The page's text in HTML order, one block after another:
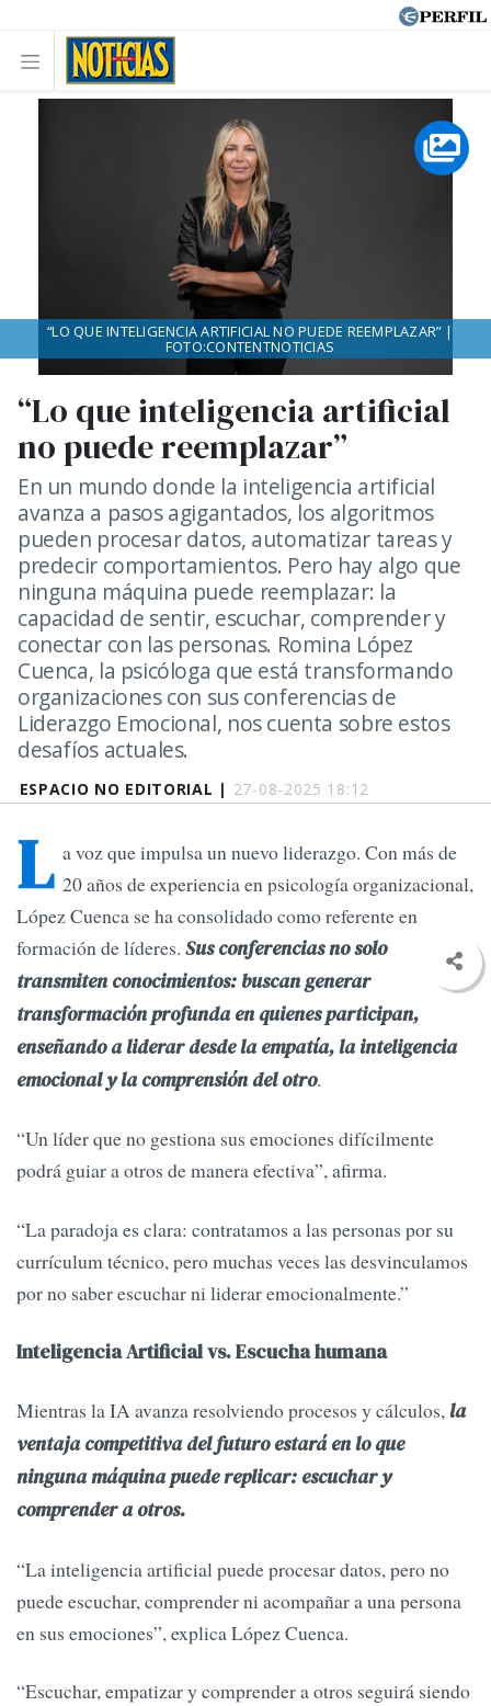
ESPACIO NO EDITORIAL | 27-08-2025 18:12
“Lo que inteligencia artificial
no puede reemplazar”
En un mundo donde la inteligencia artificial
avanza a pasos agigantados, los algoritmos
pueden procesar datos, automatizar tareas y
predecir comportamientos. Pero hay algo que
ninguna máquina puede reemplazar: la
capacidad de sentir, escuchar, comprender y
conectar con las personas. Romina López
Cuenca, la psicóloga que está transformando
organizaciones con sus conferencias de
Liderazgo Emocional, nos cuenta sobre estos
desafíos actuales.
“LO QUE INTELIGENCIA ARTIFICIAL NO PUEDE REEMPLAZAR” |
FOTO:CONTENTNOTICIAS
L a voz que impulsa un nuevo liderazgo. Con más de
20 años de experiencia en psicología organizacional,
López Cuenca se ha consolidado como referente en
formación de líderes. Sus conferencias no solo
transmiten conocimientos: buscan generar
transformación profunda en quienes participan,
enseñando a liderar desde la empatía, la inteligencia
emocional y la comprensión del otro.
“Un líder que no gestiona sus emociones difícilmente
podrá guiar a otros de manera efectiva”, afirma.
“La paradoja es clara: contratamos a las personas por su
currículum técnico, pero muchas veces las desvinculamos
por no saber escuchar ni liderar emocionalmente.”
Inteligencia Artificial vs. Escucha humana
Mientras la IA avanza resolviendo procesos y cálculos,la
ventaja competitiva del futuro estará en lo que
ninguna máquina puede replicar: escuchar y
comprender a otros.
“La inteligencia artificial puede procesar datos, pero no
puede escuchar, comprender ni acompañar a una persona
en sus emociones”, explica López Cuenca.
“Escuchar, empatizar y comprender a otros seguirá siendo